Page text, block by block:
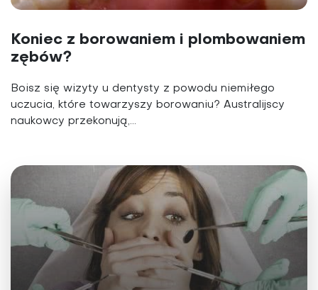
Koniec z borowaniem i plombowaniem
zębów?
Boisz się wizyty u dentysty z powodu niemiłego
uczucia, które towarzyszy borowaniu? Australijscy
naukowcy przekonują,...